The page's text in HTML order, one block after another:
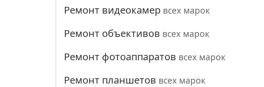
Ремонт видеокамер всех марок
Ремонт объективов всех марок
Ремонт фотоаппаратов всех марок
Ремонт планшетов всех марок